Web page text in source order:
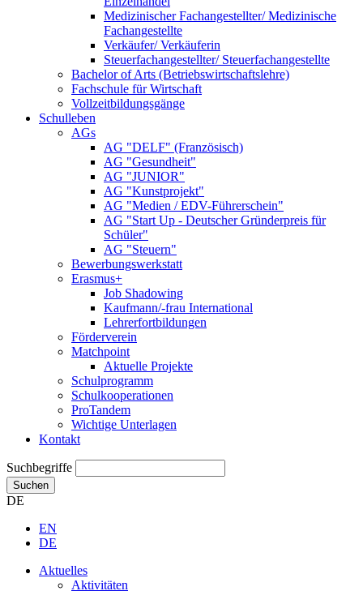
Medizinischer Fachangestellter/ Medizinische
Fachangestellte
Verkäufer/ Verkäuferin
Steuerfachangestellter/ Steuerfachangestellte
Bachelor of Arts (Betriebswirtschaftslehre)
Fachschule für Wirtschaft
Vollzeitbildungsgänge
Schulleben
AGs
AG "DELF" (Französisch)
AG "Gesundheit"
AG "JUNIOR"
AG "Kunstprojekt"
AG "Medien / EDV-Führerschein"
AG "Start Up - Deutscher Gründerpreis für
Schüler"
AG "Steuern"
Bewerbungswerkstatt
Erasmus+
Job Shadowing
Kaufmann/-frau International
Lehrerfortbildungen
Förderverein
Matchpoint
Aktuelle Projekte
Schulprogramm
Schulkooperationen
ProTandem
Wichtige Unterlagen
Kontakt
Suchbegriffe
Suchen
DE
EN
DE
Aktuelles
Aktivitäten